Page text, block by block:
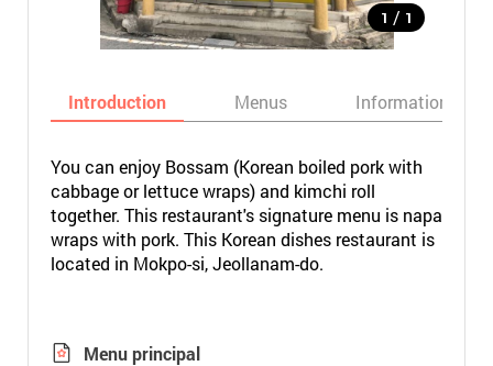
1 / 1
Introduction Menus Informations
You can enjoy Bossam (Korean boiled pork with
cabbage or lettuce wraps) and kimchi roll
together. This restaurant's signature menu is napa
wraps with pork. This Korean dishes restaurant is
located in Mokpo-si, Jeollanam-do.
Menu principal